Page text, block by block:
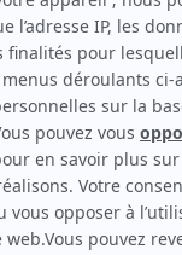
Comment